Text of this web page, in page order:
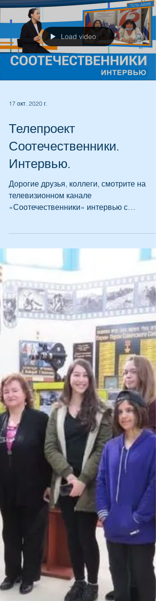
...Если вы хотите построить ту страну,
будут возвращаться её сыновья и
если вы хотите построить страну откуда
уезжать будут...
Load video
17 окт. 2020 г.
Дорогие друзья, коллеги, смотрите на
телевизионном канале
«Соотечественники» интервью с
руководителем объединения
русскоязычных женщин...